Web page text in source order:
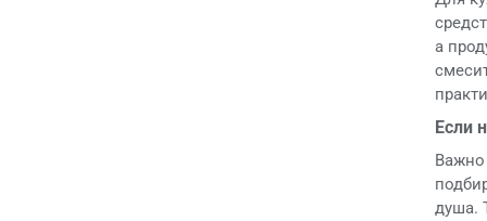
а
Если
Важно
душа.